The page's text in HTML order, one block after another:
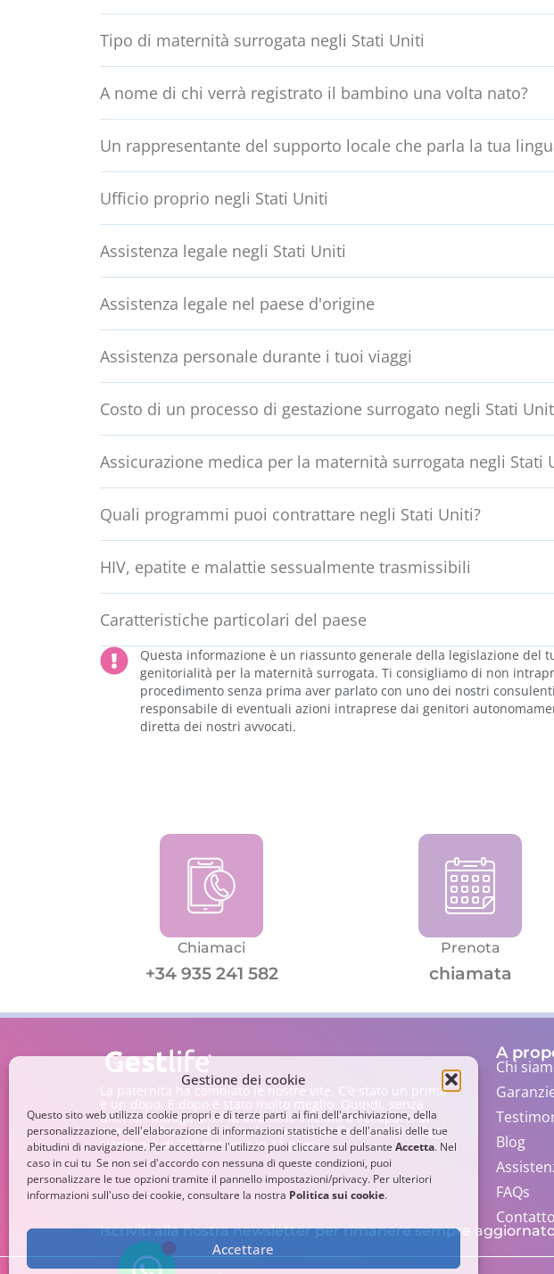
Gestione dei cookie
Questo sito web utilizza cookie propri e di terze parti ai fini dell'archiviazione, della
personalizzazione, dell'elaborazione di informazioni statistiche e dell'analisi delle tue
abitudini di navigazione. Per accettarne l'utilizzo puoi cliccare sul pulsante Accetta. Nel
caso in cui tu Se non sei d'accordo con nessuna di queste condizioni, puoi
personalizzare le tue opzioni tramite il pannello impostazioni/privacy. Per ulteriori
informazioni sull'uso dei cookie, consultare la nostra Politica sui cookie.
Accettare
Tipo di maternità surrogata negli Stati Uniti
A nome di chi verrà registrato il bambino una volta nato?
Un rappresentante del supporto locale che parla la tua
Ufficio proprio negli Stati Uniti
Assistenza legale negli Stati Uniti
Assistenza legale nel paese d'origine
Assistenza personale durante i tuoi viaggi
Costo di un processo di gestazione surrogato negli Stati
Assicurazione medica per la maternità surrogata negli Stati
Quali programmi puoi contrattare negli Stati Uniti?
HIV, epatite e malattie sessualmente trasmissibili
Caratteristiche particolari del paese
Questa informazione è un riassunto generale della legislazione del
genitorialità per la maternità surrogata. Ti consigliamo di non
procedimento senza prima aver parlato con uno dei nostri
responsabile di eventuali azioni intraprese dai genitori
diretta dei nostri avvocati.
Chiamaci
+34 935 241 582
Prenota
chiamata
La paternità ha cambiato le nostre vite. C’è stato un prima
e un dopo. E dopo è stato molto meglio. Quindi, senza
ulteriori indugi, anni fa abbiamo iniziato a occuparci di
come rendere reale l’irreale e possibile l’impossibile. Oggi
siamo più di 200 persone in 11 paesi.
A
Chi
Blog
FAQs
Contatto
Iscriviti alla nostra newsletter per rimanere sempre